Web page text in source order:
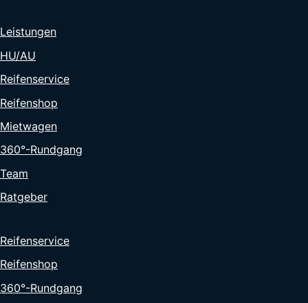
Leistungen
HU/AU
Reifenservice
Reifenshop
Mietwagen
360°-Rundgang
Team
Ratgeber
Reifenservice
Reifenshop
360°-Rundgang